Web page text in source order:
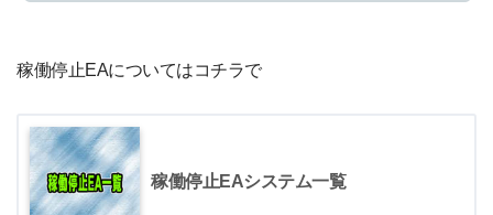
稼働停止EAについてはコチラで
稼働停止EAシステム一覧